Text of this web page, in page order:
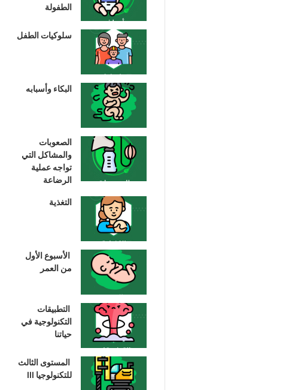
الطفولة
سلوكيات الطفل
البكاء وأسبابه
الصعوبات
والمشاكل التي
تواجه عملية
الرضاعة
التغذية
الأسبوع الأول
من العمر
التطبيقات
التكنولوجية في
حياتنا
المستوى الثالث
للتكنولوجيا III